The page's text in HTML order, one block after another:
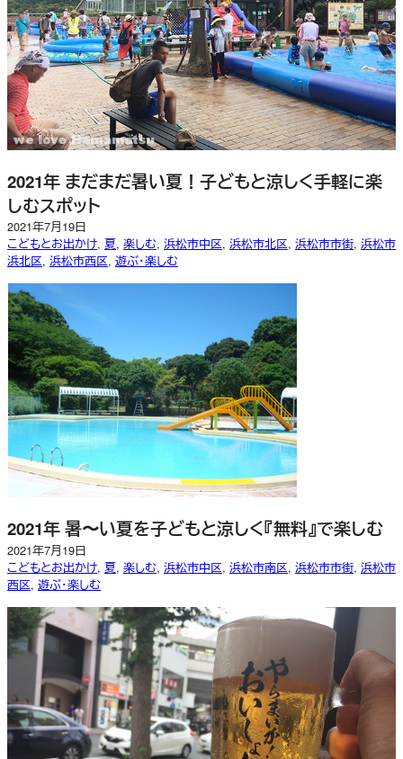
2021年 まだまだ暑い夏！子どもと涼しく手軽に楽
しむスポット
2021年7月19日
こどもとお出かけ, 夏, 楽しむ, 浜松市中区, 浜松市北区, 浜松市市街, 浜松市
浜北区, 浜松市西区, 遊ぶ・楽しむ
2021年 暑〜い夏を子どもと涼しく『無料』で楽しむ
2021年7月19日
こどもとお出かけ, 夏, 楽しむ, 浜松市中区, 浜松市南区, 浜松市市街, 浜松市
西区, 遊ぶ・楽しむ